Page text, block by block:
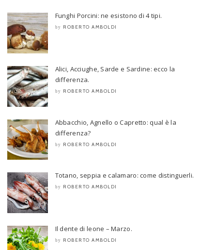
Funghi Porcini: ne esistono di 4 tipi.
by ROBERTO AMBOLDI
Alici, Acciughe, Sarde e Sardine: ecco la
differenza.
by ROBERTO AMBOLDI
Abbacchio, Agnello o Capretto: qual è la
differenza?
by ROBERTO AMBOLDI
Totano, seppia e calamaro: come distinguerli.
by ROBERTO AMBOLDI
Il dente di leone – Marzo.
by ROBERTO AMBOLDI